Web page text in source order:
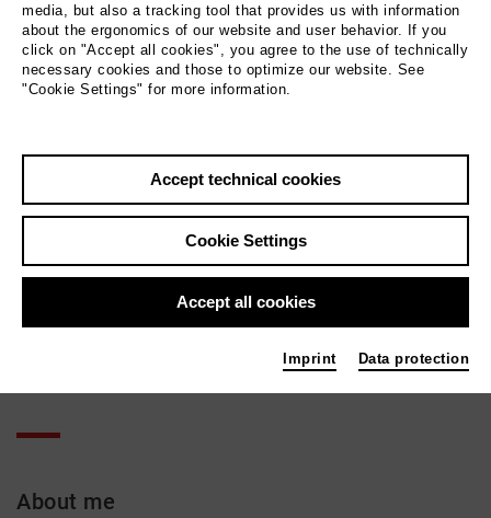
Overview
Theatre
Active in the network
About me
media, but also a tracking tool that provides us with information
about the ergonomics of our website and user behavior. If you
click on "Accept all cookies", you agree to the use of technically
necessary cookies and those to optimize our website. See
"Cookie Settings" for more information.
Accept technical cookies
Cookie Settings
Accept all cookies
Imprint Data protection